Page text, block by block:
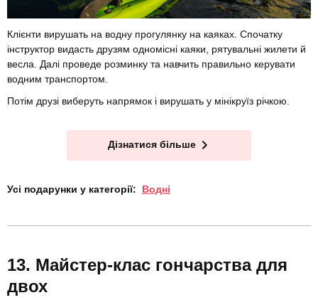
Клієнти вирушать на водну прогулянку на каяках. Спочатку
інструктор видасть друзям одномісні каяки, рятувальні жилети й
весла. Далі проведе розминку та навчить правильно керувати
водним транспортом.
Потім друзі виберуть напрямок і вирушать у мінікруїз річкою.
Дізнатися більше
Усі подарунки у категорії: Водні
Майстер-клас гончарства для
двох